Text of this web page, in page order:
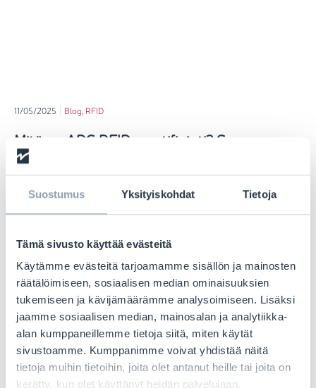
Suostumus Yksityiskohdat Tietoja
Tämä sivusto käyttää evästeitä
Käytämme evästeitä tarjoamamme sisällön ja mainosten
räätälöimiseen, sosiaalisen median ominaisuuksien
tukemiseen ja kävijämäärämme analysoimiseen. Lisäksi
jaamme sosiaalisen median, mainosalan ja analytiikka-
alan kumppaneillemme tietoja siitä, miten käytät
sivustoamme. Kumppanimme voivat yhdistää näitä
tietoja muihin tietoihin, joita olet antanut heille tai joita on
kerätty, kun olet käyttänyt heidän palvelujaan.
11/05/2025 Blog RFID
Mitä on ARC RFID -sertifiointi? Sen
merkitys eri toimialoilla
Read More